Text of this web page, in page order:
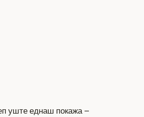
уште еднаш покажа –